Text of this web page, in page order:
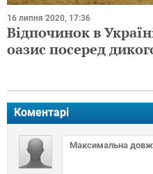
16 липня 2020, 17:36
Відпочинок в
оазис посеред
Коментарі